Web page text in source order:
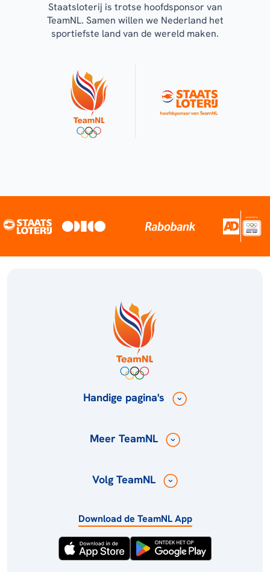
Staatsloterij is trotse hoofdsponsor van
TeamNL. Samen willen we Nederland het
sportiefste land van de wereld maken.
Handige pagina's
Meer TeamNL
Volg TeamNL
Download de TeamNL App